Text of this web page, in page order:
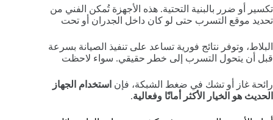
تكسير أو ضرر بالبنية التحتية. هذه الأجهزة تُمكن الفني من
تحديد موقع التسرب حتى لو كان داخل الجدران أو تحت
البلاط، وتوفر نتائج فورية تساعد على تنفيذ الصيانة بسرعة
قبل أن يتحول التسرب إلى خطر حقيقي. سواء لاحظت
رائحة غاز أو تشك في ضغط الشبكة، فإن استخدام الجهاز
الحديث هو الخيار الأكثر أمانًا وفعالية.